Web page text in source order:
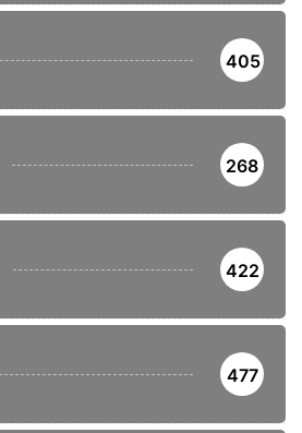
405
268
422
477